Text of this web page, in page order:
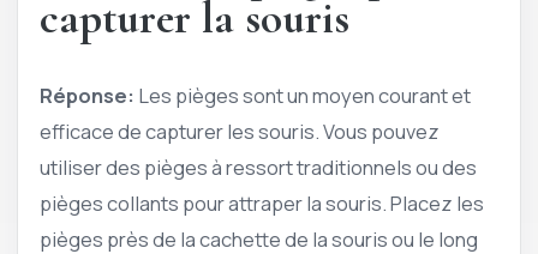
capturer la souris
Réponse: Les pièges sont un moyen courant et
efficace de capturer les souris. Vous pouvez
utiliser des pièges à ressort traditionnels ou des
pièges collants pour attraper la souris. Placez les
pièges près de la cachette de la souris ou le long